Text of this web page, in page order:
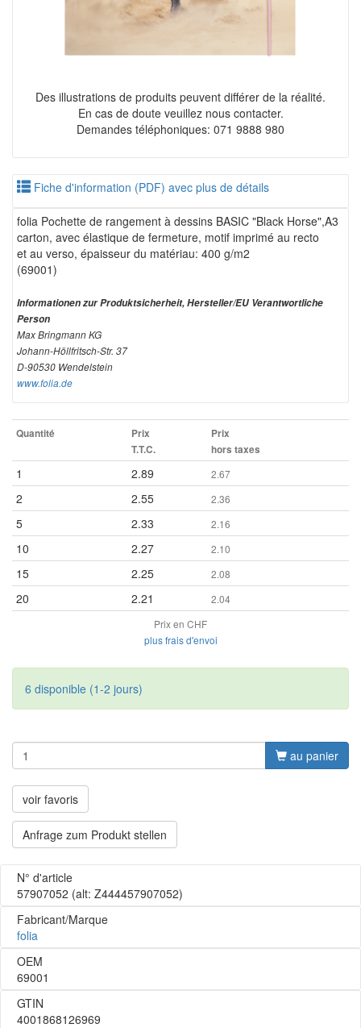
Des illustrations de produits peuvent différer de la réalité.
En cas de doute veuillez nous contacter.
Demandes téléphoniques: 071 9888 980
Fiche d'information (PDF) avec plus de détails
folia Pochette de rangement à dessins BASIC "Black Horse",A3
carton, avec élastique de fermeture, motif imprimé au recto
et au verso, épaisseur du matériau: 400 g/m2
(69001)
Informationen zur Produktsicherheit, Hersteller/EU Verantwortliche
Person
Max Bringmann KG
Johann-Höllfritsch-Str. 37
D-90530 Wendelstein
www.folia.de
Quantité
Prix
T.T.C.
Prix
hors taxes
1 2.89 2.67
2 2.55 2.36
5 2.33 2.16
10 2.27 2.10
15 2.25 2.08
20 2.21
2.04
Prix en CHF
plus frais d'envoi
6 disponible (1-2 jours)
au panier
voir favoris
Anfrage zum Produkt stellen
N° d'article
57907052 (alt: Z444457907052)
Fabricant/Marque
folia
OEM
69001
GTIN
4001868126969